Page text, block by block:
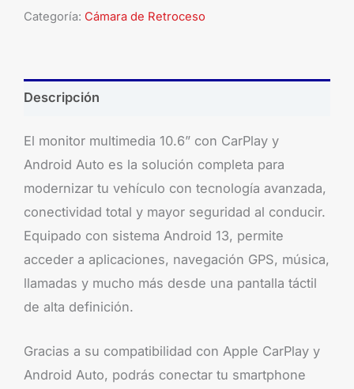
Categoría: Cámara de Retroceso
Descripción
El monitor multimedia 10.6” con CarPlay y
Android Auto es la solución completa para
modernizar tu vehículo con tecnología avanzada,
conectividad total y mayor seguridad al conducir.
Equipado con sistema Android 13, permite
acceder a aplicaciones, navegación GPS, música,
llamadas y mucho más desde una pantalla táctil
de alta definición.
Gracias a su compatibilidad con Apple CarPlay y
Android Auto, podrás conectar tu smartphone